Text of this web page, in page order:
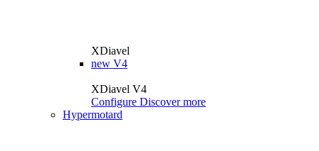
XDiavel
new V4
XDiavel V4
Configure Discover more
Hypermotard